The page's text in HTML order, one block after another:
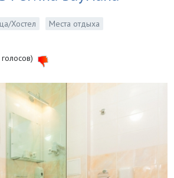
Хостел
Места отдыха